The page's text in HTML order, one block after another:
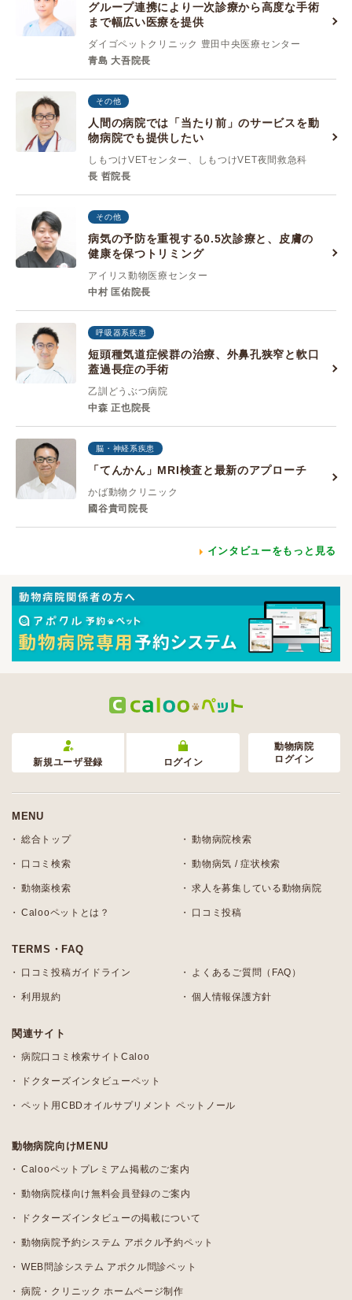
グループ連携により一次診療から高度な手術
まで幅広い医療を提供
ダイゴペットクリニック 豊田中央医療センター
青島 大吾院長
その他
人間の病院では「当たり前」のサービスを動
物病院でも提供したい
しもつけVETセンター、しもつけVET夜間救急科
長 哲院長
その他
病気の予防を重視する0.5次診療と、皮膚の
健康を保つトリミング
アイリス動物医療センター
中村 匡佑院長
呼吸器系疾患
短頭種気道症候群の治療、外鼻孔狭窄と軟口
蓋過長症の手術
乙訓どうぶつ病院
中森 正也院長
脳・神経系疾患
「てんかん」MRI検査と最新のアプローチ
かば動物クリニック
國谷貴司院長
インタビューをもっと見る
新規ユーザ登録 ログイン
動物病院
ログイン
MENU
総合トップ 動物病院検索
口コミ検索 動物病気 / 症状検索
動物薬検索 求人を募集している動物病院
Calooペットとは？ 口コミ投稿
TERMS・FAQ
口コミ投稿ガイドライン よくあるご質問（FAQ）
利用規約 個人情報保護方針
関連サイト
病院口コミ検索サイトCaloo
ドクターズインタビューペット
ペット用CBDオイルサプリメント ペットノール
動物病院向けMENU
Calooペットプレミアム掲載のご案内
動物病院様向け無料会員登録のご案内
ドクターズインタビューの掲載について
動物病院予約システム アポクル予約ペット
WEB問診システム アポクル問診ペット
病院・クリニック ホームページ制作